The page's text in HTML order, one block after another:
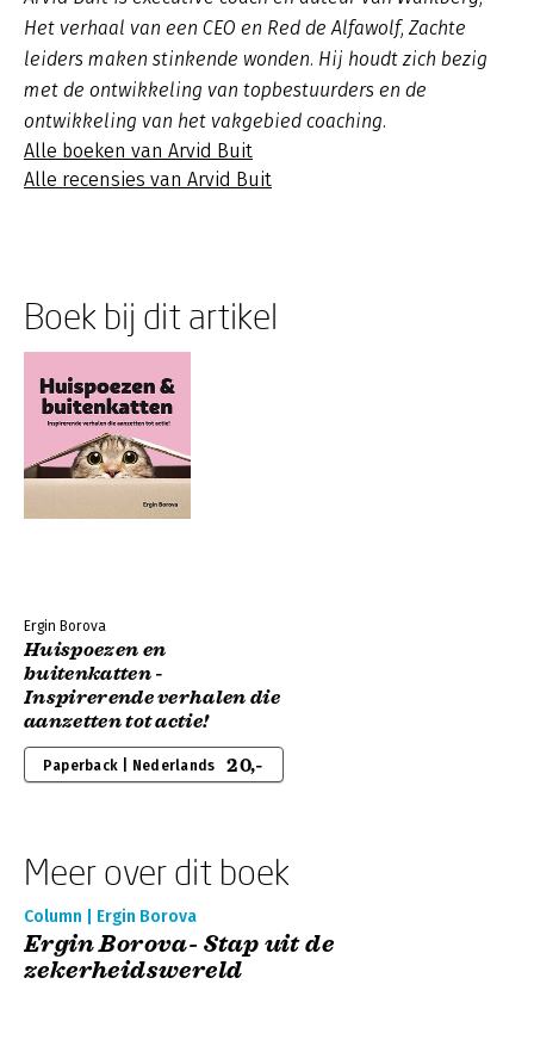
Het verhaal van een CEO en Red de Alfawolf, Zachte
leiders maken stinkende wonden. Hij houdt zich bezig
met de ontwikkeling van topbestuurders en de
ontwikkeling van het vakgebied coaching.
Alle boeken van Arvid Buit
Alle recensies van Arvid Buit
Boek bij dit artikel
Ergin Borova
Huispoezen en
buitenkatten -
Inspirerende verhalen die
aanzetten tot actie!
Paperback | Nederlands 20,-
Meer over dit boek
Column | Ergin Borova
Ergin Borova- Stap uit de
zekerheidswereld